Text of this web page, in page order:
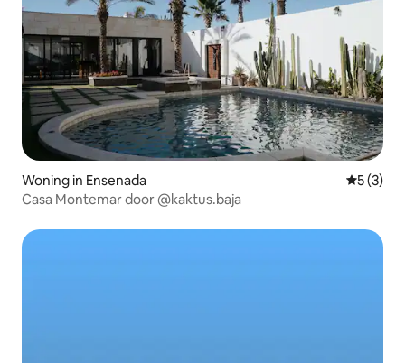
Woning in Ensenada
5 (3)
Casa Montemar door @kaktus.baja